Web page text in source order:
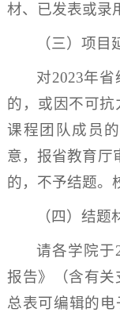
材、已发表或录
（三）项目
对2023年
的，或因不可
课程团队成员
意，报省教育厅
的，不予结题。
（四）结题
请各学院于
报告》（含有
总表可编辑的